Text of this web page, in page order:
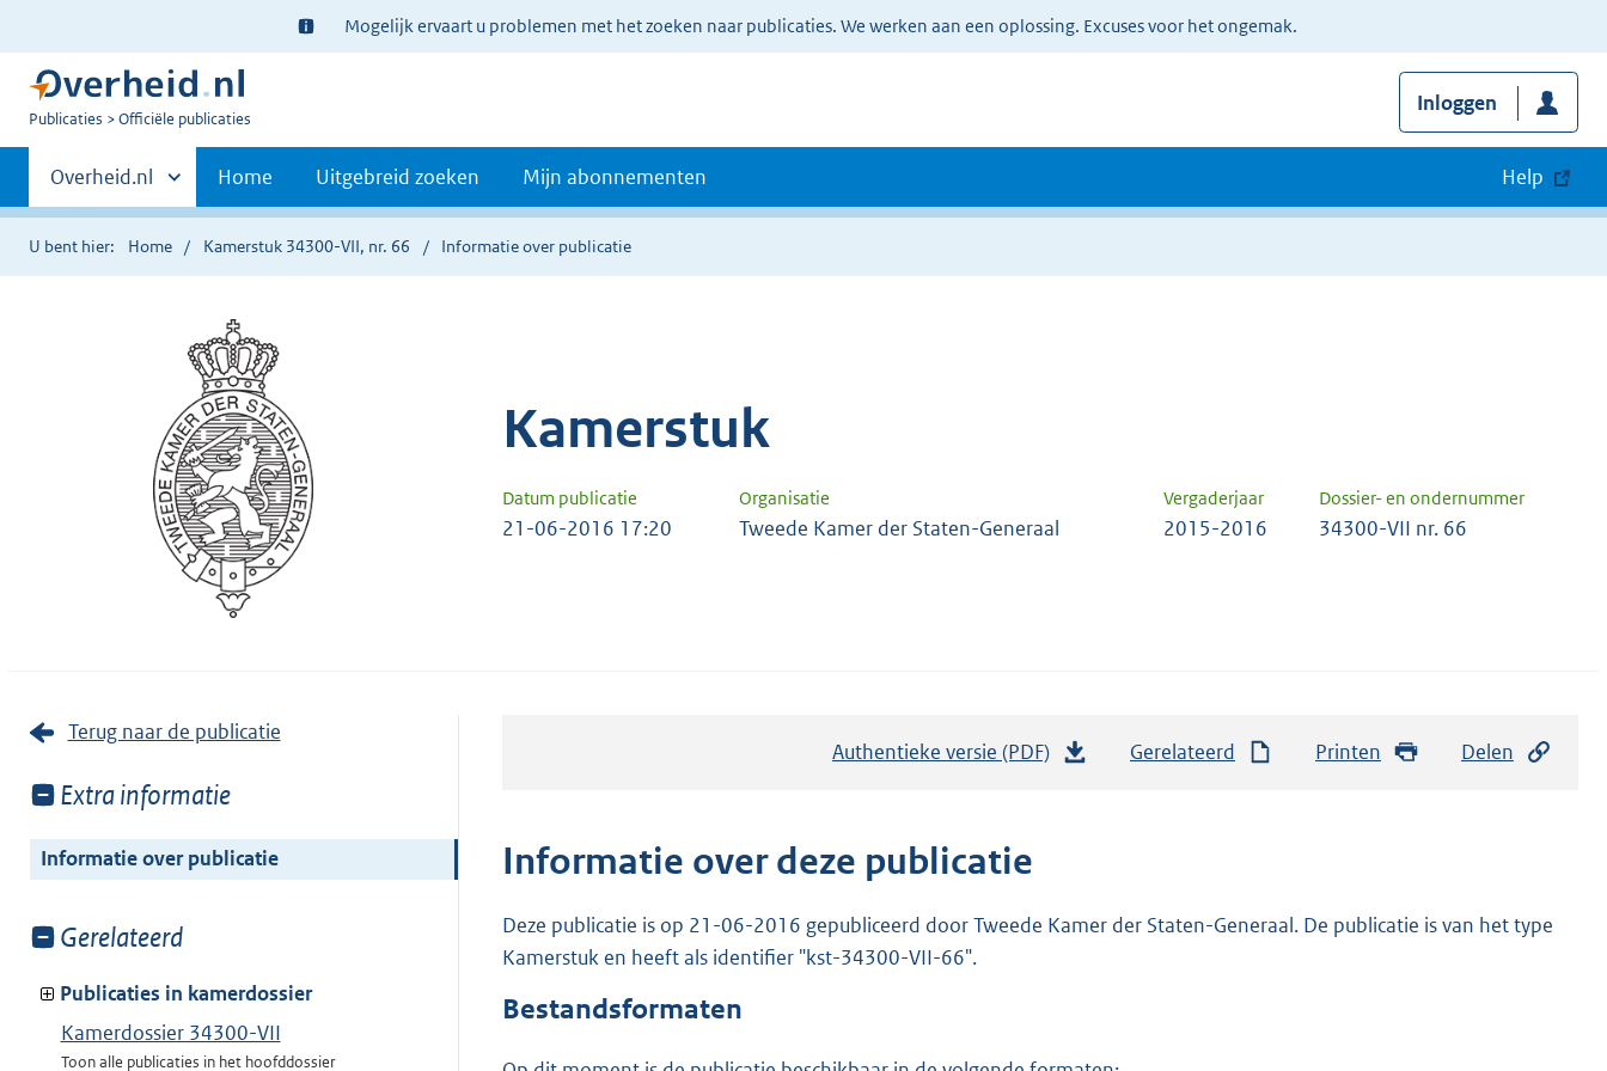
Ter
informatie:
Mogelijk ervaart u problemen met het zoeken naar publicaties. We werken aan een oplossing. Excuses voor het ongemak.
U
Publicaties Officiële publicaties
Inloggen
Primaire
navigatie
Andere
sites
binnen
Overheid.nl Home Uitgebreid zoeken Mijn abonnementen Help
U bent hier: Home Kamerstuk 34300-VII, nr. 66 Informatie over publicatie
Kamerstuk
Datum publicatie Organisatie Vergaderjaar Dossier- en ondernummer
21-06-2016 17:20 Tweede Kamer der Staten-Generaal 2015-2016 34300-VII nr. 66
Terug naar de publicatie
Toon
van:
Extra informatie
Informatie over publicatie
Toon
van:
Gerelateerd
Publicaties in kamerdossier
Kamerdossier 34300-VII
Toon alle publicaties in het hoofddossier
Authentieke versie (PDF)
n
Gerelateerd Printen Delen
Informatie over deze publicatie
Deze publicatie is op 21-06-2016 gepubliceerd door Tweede Kamer der Staten-Generaal. De publicatie is van het type
Kamerstuk en heeft als identifier "kst-34300-VII-66".
Bestandsformaten